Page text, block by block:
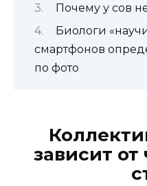
Почему у сов
Биологи
смартфонов
по фото
зависит